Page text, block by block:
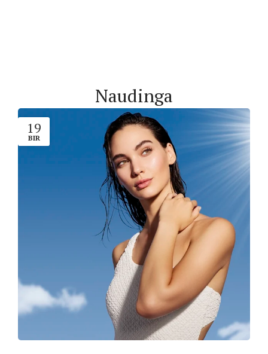
Naudinga
19
BIR